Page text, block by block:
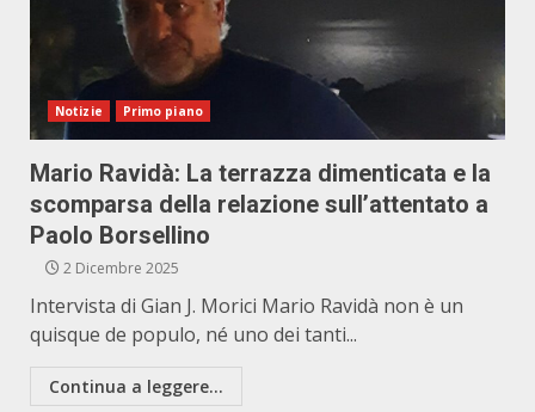
Notizie Primo piano
Mario Ravidà: La terrazza dimenticata e la
scomparsa della relazione sull’attentato a
Paolo Borsellino
2 Dicembre 2025
Intervista di Gian J. Morici Mario Ravidà non è un
quisque de populo, né uno dei tanti...
Continua a leggere...